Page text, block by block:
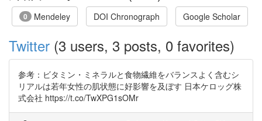
0 Mendeley DOI Chronograph Google Scholar
Twitter (3 users, 3 posts, 0 favorites)
参考：ビタミン・ミネラルと食物繊維をバランスよく含むシ
リアルは若年女性の肌状態に好影響を及ぼす 日本ケロッグ株
式会社 https://t.co/TwXPG1sOMr